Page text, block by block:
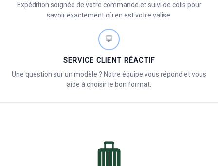
Expédition soignée de votre commande et suivi de colis pour
savoir exactement où en est votre valise.
💬
SERVICE CLIENT RÉACTIF
Une question sur un modèle ? Notre équipe vous répond et vous
aide à choisir le bon format.